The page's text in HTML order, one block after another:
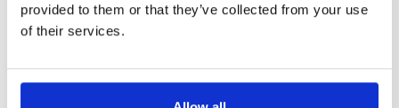
provided to them or that they’ve collected from your use
of their services.
Sikkerhedsforanstaltningervil måle og holde øje med
den kunstige intelligens, som
fingeraftryksscanninger. Blockchain teknologi,
vilholde vores data sikret. Mobile apps vil gøre det
muligt at spore ankomster ogafgange. Wearable